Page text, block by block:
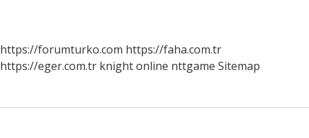
https://forumturko.com https://faha.com.tr
https://eger.com.tr knight online nttgame Sitemap